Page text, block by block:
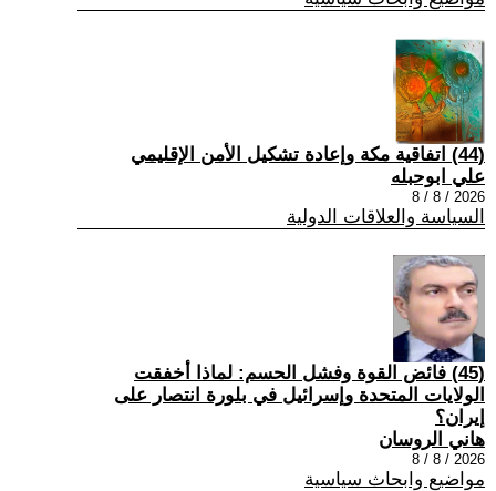
(44) اتفاقية مكة وإعادة تشكيل الأمن الإقليمي
علي ابوحبله
2026 / 8 / 8
السياسة والعلاقات الدولية
(45) فائض القوة وفشل الحسم: لماذا أخفقت
الولايات المتحدة وإسرائيل في بلورة انتصار على
إيران؟
هاني الروسان
2026 / 8 / 8
مواضيع وابحاث سياسية